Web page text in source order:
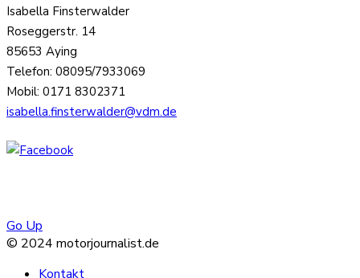
Isabella Finsterwalder
Roseggerstr. 14
85653 Aying
Telefon: 08095/7933069
Mobil: 0171 8302371
isabella.finsterwalder@vdm.de
Go Up
© 2024 motorjournalist.de
Kontakt